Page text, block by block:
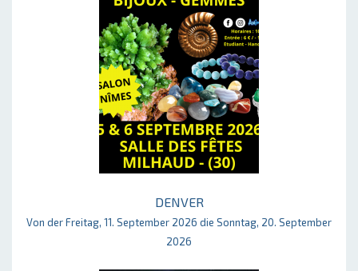
DENVER
Von der Freitag, 11. September 2026 die Sonntag, 20. September
2026